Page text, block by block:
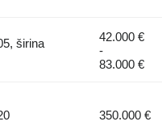
širina
42.000 €
-
83.000 €
350.000 €